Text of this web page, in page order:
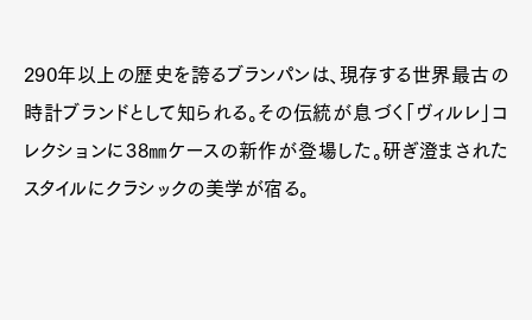
290年以上の歴史を誇るブランパンは、現存する世界最古の
時計ブランドとして知られる。その伝統が息づく「ヴィルレ」コ
レクションに38㎜ケースの新作が登場した。研ぎ澄まされた
スタイルにクラシックの美学が宿る。